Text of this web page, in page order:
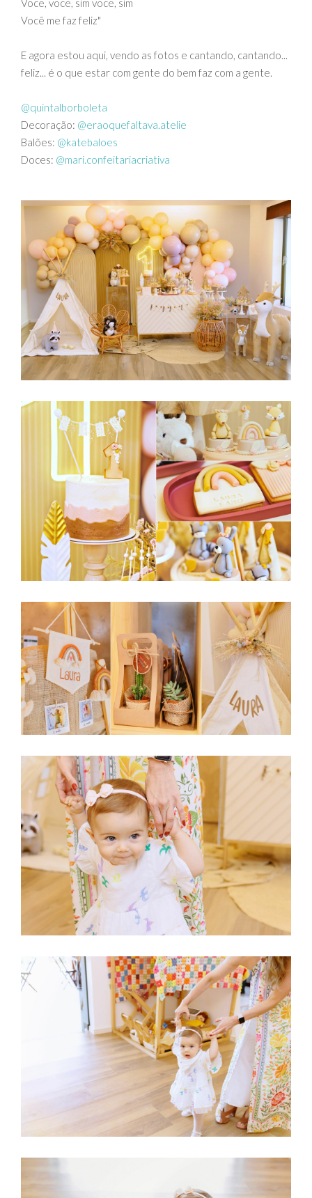
Voce, voce, sim voce, sim
Você me faz feliz"
E agora estou aqui, vendo as fotos e cantando, cantando...
feliz... é o que estar com gente do bem faz com a gente.
@quintalborboleta
Decoração: @eraoquefaltava.atelie
Balões: @katebaloes
Doces: @mari.confeitariacriativa